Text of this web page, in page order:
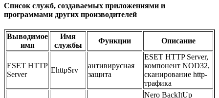
Список служб, создаваемых приложениями и
программами других производителей
Выводимое
имя
Имя
службы
Функции Описание
ESET HTTP
Server
EhttpSrv
антивирусная
защита
ESET HTTP Server,
компонент NOD32,
сканирование http-
трафика
Nero BackItUp